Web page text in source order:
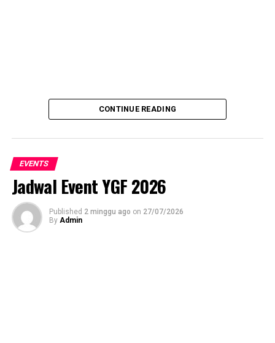
CONTINUE READING
EVENTS
Jadwal Event YGF 2026
Published 2 minggu ago on 27/07/2026
By Admin